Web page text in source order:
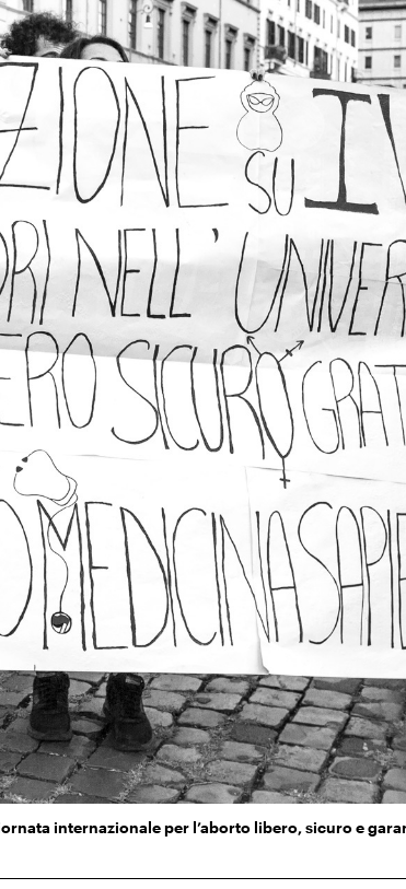
internazionale per l’aborto libero, sicuro e